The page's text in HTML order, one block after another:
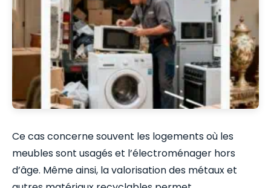
Ce cas concerne souvent les logements où les
meubles sont usagés et l’électroménager hors
d’âge. Même ainsi, la valorisation des métaux et